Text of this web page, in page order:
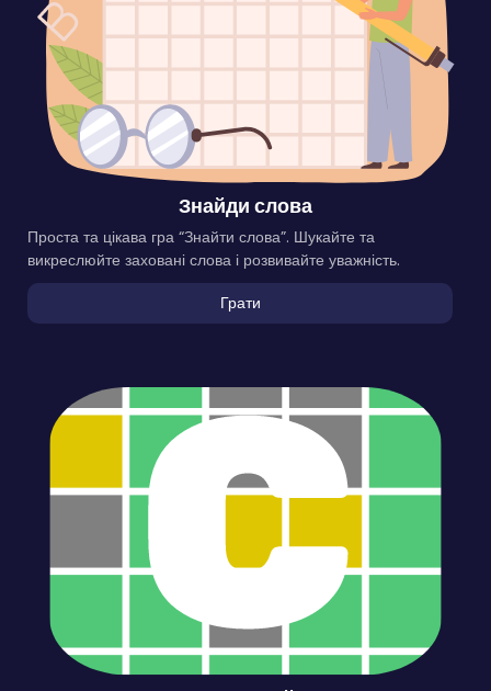
Знайди слова
Проста та цікава гра “Знайти слова”. Шукайте та
викреслюйте заховані слова і розвивайте уважність.
Грати